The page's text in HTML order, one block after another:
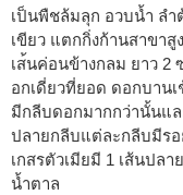
เป็นพืชล้มลุก อวบน้ำ ลำ
เขียว แตกกิ่งก้านสาขา
เส้นค่อนข้างกลม ยาว
อกเดี่ยวที่ยอด ดอกบาน
มีกลีบดอกมากกว่านั้นแ
ปลายกลีบแต่ละกลีบมีรอ
เกสรตัวเมียมี 1 เส้นปล
น้ำตาล